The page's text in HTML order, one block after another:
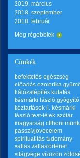
2019. március
2018. szeptember
2018. február
Még régebbiek
Címkék
befektetés egészség
előadás ezoterika
hálózatépítés kutatás
késmárki lászló:gyógyító
kéztartások ii. késmárki
lászló:test-lélek szótár
magyarság otthoni
passzívjövedelem
spiritualitás tudomány
vallás vallástörténet
világvége vízözön